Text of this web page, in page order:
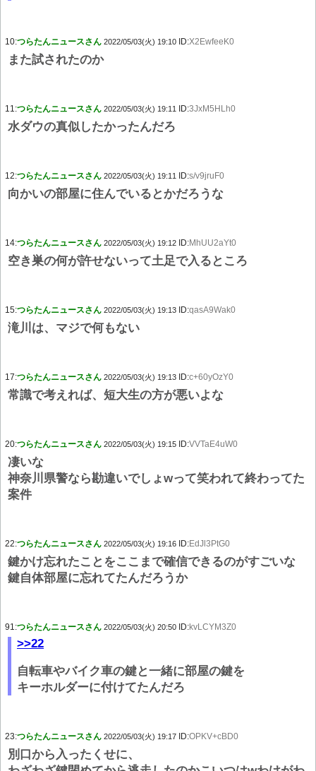
10:つらたんニュースさん 2022/05/03(火) 19:10 ID:X2EwfeeK0
また試されたのか
11:つらたんニュースさん 2022/05/03(火) 19:11 ID:3JxM5HLh0
水ダウの真似したかったんだろ
12:つらたんニュースさん 2022/05/03(火) 19:11 ID:s/v9jruF0
向かいの部屋に住んでいるとかだろうな
14:つらたんニュースさん 2022/05/03(火) 19:12 ID:MhUU2aYt0
空き巣の何が許せないって土足で入るところ
15:つらたんニュースさん 2022/05/03(火) 19:13 ID:qasA9Wak0
滝川は、マジで何もない
17:つらたんニュースさん 2022/05/03(火) 19:13 ID:c+60yOzY0
常識で考えれば、短大生の方が悪いよな
20:つらたんニュースさん 2022/05/03(火) 19:15 ID:VVTaE4uW0
凄いな
神奈川県警なら勘違いでしょwって笑われて終わってた
案件
22:つらたんニュースさん 2022/05/03(火) 19:16 ID:EdJl3PtG0
鍵かけ忘れたことをここまで確信できるのがすごいな
鍵自体部屋に忘れてたんだろうか
91:つらたんニュースさん 2022/05/03(火) 20:50 ID:kvLCYM3Z0
>>22
自転車やバイク車の鍵と一緒に部屋の鍵を
キーホルダーに付けてたんだろ
23:つらたんニュースさん 2022/05/03(火) 19:17 ID:OPKV+cBD0
別口から入ったくせに、